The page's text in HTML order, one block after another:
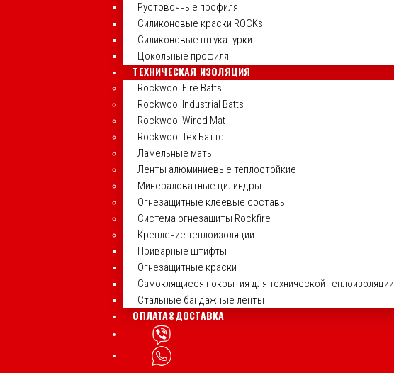
Рустовочные профиля
Силиконовые краски ROCKsil
Силиконовые штукатурки
Цокольные профиля
ТЕХНИЧЕСКАЯ ИЗОЛЯЦИЯ
Rockwool Fire Batts
Rockwool Industrial Batts
Rockwool Wired Mat
Rockwool Тех Баттс
Ламельные маты
Ленты алюминиевые теплостойкие
Минераловатные цилиндры
Огнезащитные клеевые составы
Система огнезащиты Rockfire
Крепление теплоизоляции
Приварные штифты
Огнезащитные краски
Самоклящиеся покрытия для технической теплоизоляции
Стальные бандажные ленты
ОПЛАТА&ДОСТАВКА